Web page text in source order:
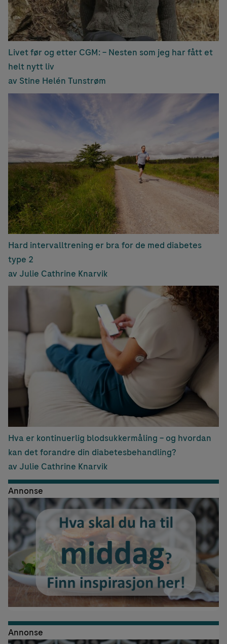
Livet før og etter CGM: – Nesten som jeg har fått et
helt nytt liv
av Stine Helén Tunstrøm
Hard intervalltrening er bra for de med diabetes
type 2
av Julie Cathrine Knarvik
Hva er kontinuerlig blodsukkermåling – og hvordan
kan det forandre din diabetesbehandling?
av Julie Cathrine Knarvik
Annonse
Annonse